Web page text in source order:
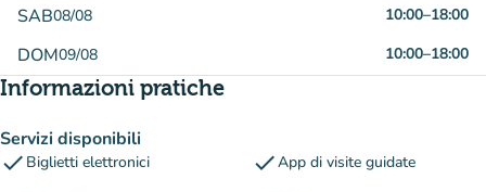
SAB08/08 10:00–18:00
DOM09/08 10:00–18:00
Informazioni pratiche
Servizi disponibili
check Biglietti elettronici checkApp di visite guidate